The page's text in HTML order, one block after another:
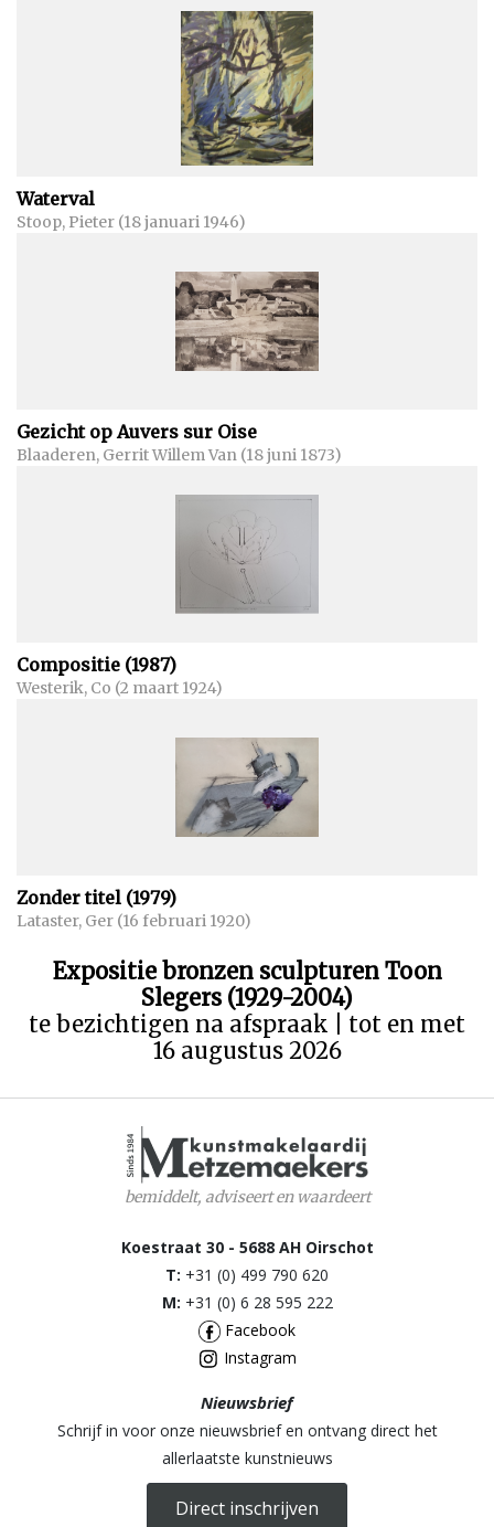
Waterval
Stoop, Pieter (18 januari 1946)
Gezicht op Auvers sur Oise
Blaaderen, Gerrit Willem Van (18 juni 1873)
Compositie (1987)
Westerik, Co (2 maart 1924)
Zonder titel (1979)
Lataster, Ger (16 februari 1920)
Expositie bronzen sculpturen Toon
Slegers (1929-2004)
te bezichtigen na afspraak | tot en met
16 augustus 2026
bemiddelt, adviseert en waardeert
Koestraat 30 - 5688 AH Oirschot
T: +31 (0) 499 790 620
M: +31 (0) 6 28 595 222
Facebook
Instagram
Nieuwsbrief
Schrijf in voor onze nieuwsbrief en ontvang direct het
allerlaatste kunstnieuws
Direct inschrijven